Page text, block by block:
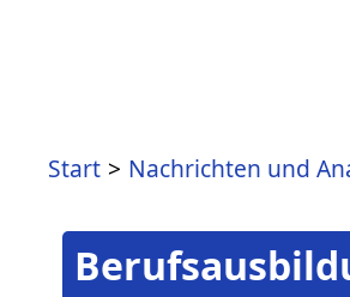
Start Nachrichten und